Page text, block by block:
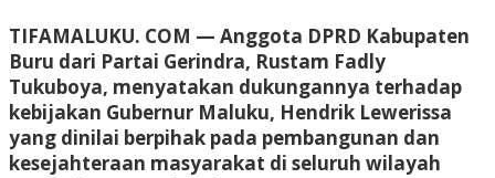
TIFAMALUKU. COM — Anggota DPRD Kabupaten
Buru dari Partai Gerindra, Rustam Fadly
Tukuboya, menyatakan dukungannya terhadap
kebijakan Gubernur Maluku, Hendrik Lewerissa
yang dinilai berpihak pada pembangunan dan
kesejahteraan masyarakat di seluruh wilayah